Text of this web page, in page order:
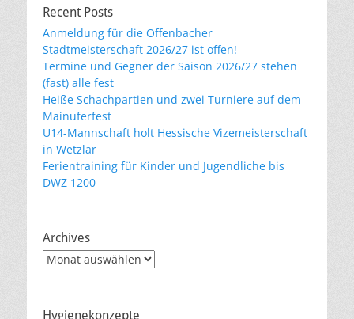
Recent Posts
Anmeldung für die Offenbacher
Stadtmeisterschaft 2026/27 ist offen!
Termine und Gegner der Saison 2026/27 stehen
(fast) alle fest
Heiße Schachpartien und zwei Turniere auf dem
Mainuferfest
U14-Mannschaft holt Hessische Vizemeisterschaft
in Wetzlar
Ferientraining für Kinder und Jugendliche bis
DWZ 1200
Archives
Archives
Hygienekonzepte